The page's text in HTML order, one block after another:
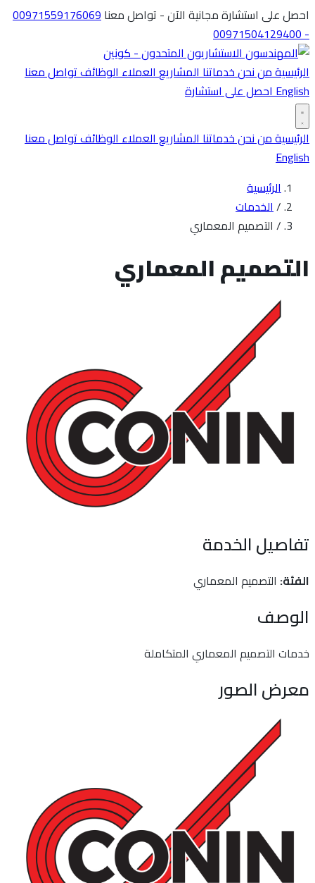
احصل على استشارة مجانية الآن - تواصل معنا00971559176069
- 00971504129400
الرئيسيةمن نحنخدماتناالمشاريعالعملاءالوظائفتواصل معنا
Englishاحصل على استشارة
الرئيسيةمن نحنخدماتناالمشاريعالعملاءالوظائفتواصل معنا
English
الرئيسية
/الخدمات
/ التصميم المعماري
التصميم المعماري
تفاصيل الخدمة
الفئة: التصميم المعماري
الوصف
خدمات التصميم المعماري المتكاملة
معرض الصور